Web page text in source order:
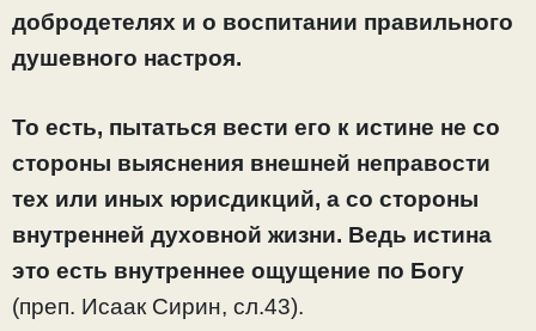
добродетелях и о воспитании правильного
душевного настроя.
То есть, пытаться вести его к истине не со
стороны выяснения внешней неправости
тех или иных юрисдикций, а со стороны
внутренней духовной жизни. Ведь истина
это есть внутреннее ощущение по Богу
(преп. Исаак Сирин, сл.43).